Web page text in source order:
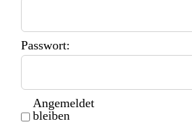
Passwort:
Angemeldet
bleiben